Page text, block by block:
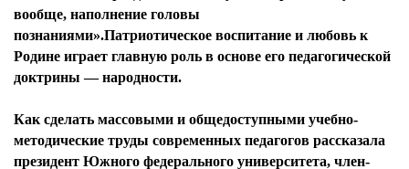
вообще, наполнение головы
познаниями».Патриотическое воспитание и любовь к
Родине играет главную роль в основе его педагогической
доктрины — народности.
Как сделать массовыми и общедоступными учебно-
методические труды современных педагогов рассказала
президент Южного федерального университета, член-